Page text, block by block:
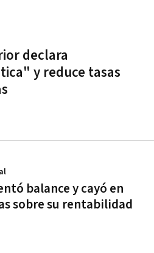
declara
y reduce tasas
balance y cayó en
sobre su rentabilidad